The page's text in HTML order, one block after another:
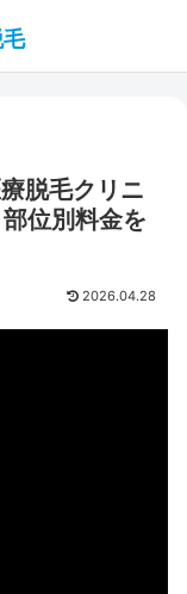
毛
脱毛クリニ
位別料金を
2026.04.28